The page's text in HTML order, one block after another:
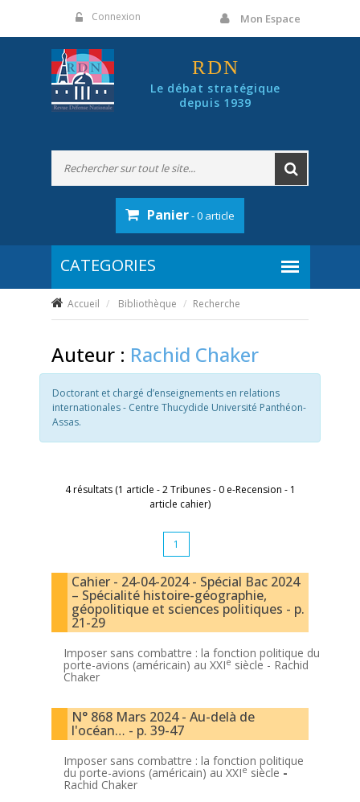
Connexion Mon Espace
RDN
Le débat stratégique
depuis 1939
Panier- 0 article
Accueil Bibliothèque Recherche
Auteur : Rachid Chaker
Doctorant et chargé d’enseignements en relations
internationales - Centre Thucydide Université Panthéon-
Assas.
4 résultats (1 article - 2 Tribunes - 0 e-Recension - 1
article cahier)
1
Cahier - 24-04-2024 - Spécial Bac 2024
– Spécialité histoire-géographie,
géopolitique et sciences politiques - p.
21-29
Imposer sans combattre : la fonction politique du
porte-avions (américain) au XXIe siècle - Rachid
Chaker
N° 868 Mars 2024 - Au-delà de
l'océan… - p. 39-47
Imposer sans combattre : la fonction politique
du porte-avions (américain) au XXIe siècle -
Rachid Chaker